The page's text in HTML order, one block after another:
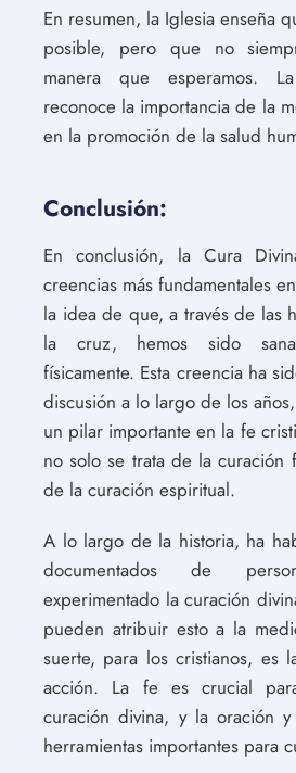
En resumen, la Iglesia enseña
posible, pero que no
manera que esperamos.
reconoce la importancia de la
en la promoción de la salud
Conclusión:
En conclusión, la Cura
creencias más fundamentales
la idea de que, a través de las
la cruz, hemos sido
físicamente. Esta creencia ha
discusión a lo largo de los
un pilar importante en la fe
no solo se trata de la curación
de la curación espiritual.
A lo largo de la historia, ha
documentados de
experimentado la curación
pueden atribuir esto a la
suerte, para los cristianos, es
acción. La fe es crucial
curación divina, y la oración
herramientas importantes para